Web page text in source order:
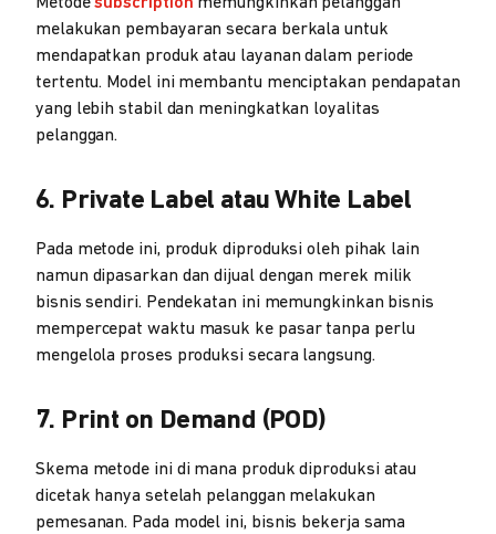
melakukan pembayaran secara berkala untuk
mendapatkan produk atau layanan dalam periode
tertentu. Model ini membantu menciptakan pendapatan
yang lebih stabil dan meningkatkan loyalitas
pelanggan.
6. Private Label atau White Label
Pada metode ini, produk diproduksi oleh pihak lain
namun dipasarkan dan dijual dengan merek milik
bisnis sendiri. Pendekatan ini memungkinkan bisnis
mempercepat waktu masuk ke pasar tanpa perlu
mengelola proses produksi secara langsung.
7. Print on Demand (POD)
Skema metode ini di mana produk diproduksi atau
dicetak hanya setelah pelanggan melakukan
pemesanan. Pada model ini, bisnis bekerja sama